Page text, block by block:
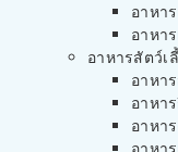
อาหา
อาหา
อาหารสัตว์เ
อาหา
อาหา
อาหา